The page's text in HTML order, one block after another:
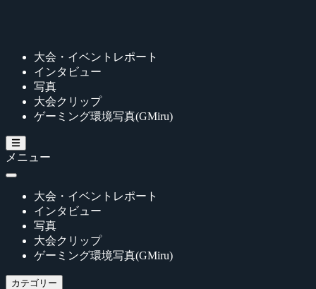
大会・イベントレポート
インタビュー
写真
大会クリップ
ゲーミング環境写真(GMiru)
メニュー
大会・イベントレポート
インタビュー
写真
大会クリップ
ゲーミング環境写真(GMiru)
カテゴリー